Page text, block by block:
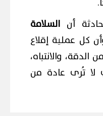
أن السلامة
كل عملية إقلاع
والانتباه،
لا تُرى عادة من